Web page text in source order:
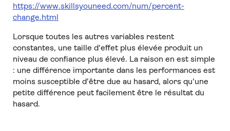
https://www.skillsyouneed.com/num/percent-
change.html
Lorsque toutes les autres variables restent
constantes, une taille d'effet plus élevée produit un
niveau de confiance plus élevé. La raison en est simple
: une différence importante dans les performances est
moins susceptible d'être due au hasard, alors qu'une
petite différence peut facilement être le résultat du
hasard.